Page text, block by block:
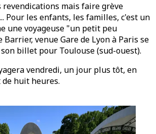
revendications mais faire grève
Pour les enfants, les familles, c'est un
une voyageuse "un petit peu
venue Gare de Lyon à Paris se
billet pour Toulouse (sud-ouest).
vendredi, un jour plus tôt, en
de huit heures.